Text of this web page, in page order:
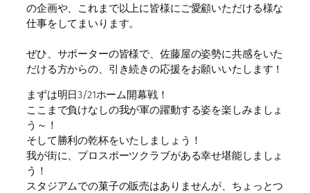
の企画や、これまで以上に皆様にご愛顧いただける様な
仕事をしてまいります。
ぜひ、サポーターの皆様で、佐藤屋の姿勢に共感をいた
だける方からの、引き続きの応援をお願いいたします！
まずは明日3/21ホーム開幕戦！
ここまで負けなしの我が軍の躍動する姿を楽しみましょ
う～！
そして勝利の乾杯をいたしましょう！
我が街に、プロスポーツクラブがある幸せ堪能しましょ
う！
スタジアムでの菓子の販売はありませんが、ちょっとつ